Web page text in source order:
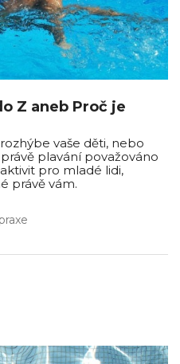
Z aneb Proč je
vaše děti, nebo
plavání považováno
pro mladé lidi,
právě vám.